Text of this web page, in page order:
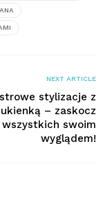
NEXT ARTICLE
stylizacje z
– zaskocz
wszystkich swoim
wyglądem!